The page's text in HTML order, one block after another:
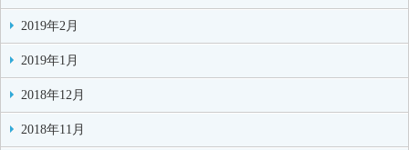
2019年2月
2019年1月
2018年12月
2018年11月